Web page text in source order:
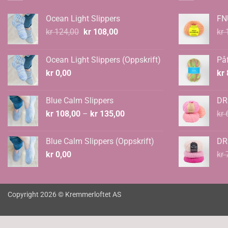
Ocean Light Slippers
kr124,00 Opprinnelig
kr 124,00.
kr108,00Nåværende
kr 108,00.
Ocean Light Slippers (Oppskrift)
kr 0,00
Blue Calm Slippers
kr 108,00 – kr 135,00Prisområde:
kr 135,00
Blue Calm Slippers (Oppskrift)
kr 0,00
kr
kr
kr
kr
Copyright 2026 © Kremmerloftet AS